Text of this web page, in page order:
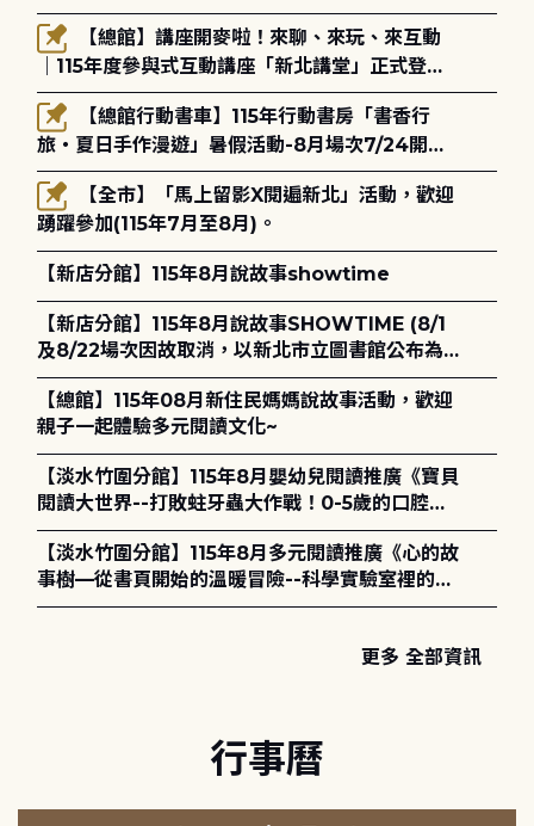
躍參加(115年8月3日至10月4日)。
｜115年度參與式互動講座「新北講堂」正式登
場！
旅・夏日手作漫遊」暑假活動-8月場次7/24開始
報名
踴躍參加(115年7月至8月)。
【新店分館】115年8月說故事showtime
【新店分館】115年8月說故事SHOWTIME (8/1
及8/22場次因故取消，以新北市立圖書館公布為
主)
【總館】115年08月新住民媽媽說故事活動，歡迎
親子一起體驗多元閱讀文化~
【淡水竹圍分館】115年8月嬰幼兒閱讀推廣《寶貝
閱讀大世界--打敗蛀牙蟲大作戰！0-5歲的口腔照
護全攻略》
【淡水竹圍分館】115年8月多元閱讀推廣《心的故
事樹—從書頁開始的溫暖冒險--科學實驗室裡的放
電章魚》
更多 全部資訊
行事曆